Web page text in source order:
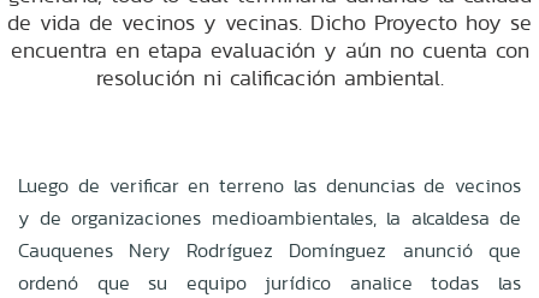
de vida de vecinos y vecinas. Dicho Proyecto hoy se
encuentra en etapa evaluación y aún no cuenta con
resolución ni calificación ambiental.
Luego de verificar en terreno las denuncias de vecinos
y de organizaciones medioambientales, la alcaldesa de
Cauquenes Nery Rodríguez Domínguez anunció que
ordenó que su equipo jurídico analice todas las